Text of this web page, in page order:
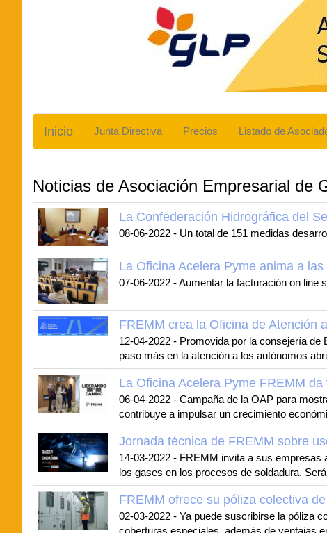
Inicio Junta Directiva Precios Listado de
Noticias de Asociación Empresarial de
La Confederación Hidrográfica del
08-06-2022 - Un total de 151 medidas
La Oficina Acelera Pyme anima a
07-06-2022 -Aumentar la facturación on line
FREMM crea la Oficina de Atención
12-04-2022 - Promovida por la consejería de
paso más en la atención a los autónomos
La Oficina Acelera Pyme FREMM
06-04-2022 - Campaña de la OAP para
contribuye a impulsar un crecimiento
Jornada técnica de FREMM sobre
14-03-2022 - FREMM invita a sus empresas
los gases en los procesos de soldadura.
FREMM ofrece su póliza colectiva
02-03-2022 - Ya puede suscribirse la póliza
coberturas especiales, además de ventajas